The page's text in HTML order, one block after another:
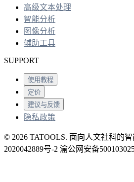
高级文本处理
智能分析
图像分析
辅助工具
SUPPORT
使用教程
定价
建议与反馈
隐私政策
© 2026 TATOOLS. 面向人文社科的
2020042889号-2 渝公网安备